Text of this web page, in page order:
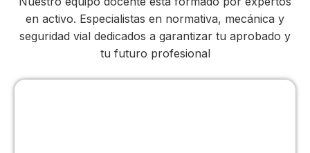
en activo. Especialistas en normativa, mecánica y
seguridad vial dedicados a garantizar tu aprobado y
tu futuro profesional